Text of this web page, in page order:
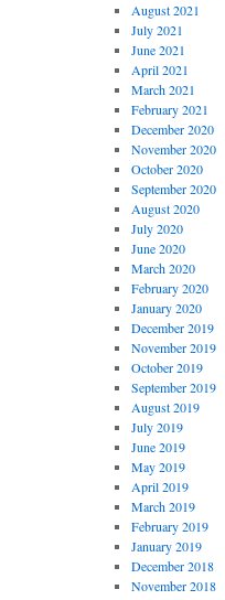
August 2021
July 2021
June 2021
April 2021
March 2021
February 2021
December 2020
November 2020
October 2020
September 2020
August 2020
July 2020
June 2020
March 2020
February 2020
January 2020
December 2019
November 2019
October 2019
September 2019
August 2019
July 2019
June 2019
May 2019
April 2019
March 2019
February 2019
January 2019
December 2018
November 2018